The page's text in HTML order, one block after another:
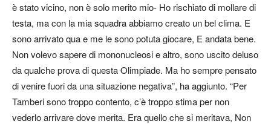
è stato vicino, non è solo merito mio- Ho rischiato di mollare di
testa, ma con la mia squadra abbiamo creato un bel clima. E
sono arrivato qua e me le sono potuta giocare, E andata bene.
Non volevo sapere di mononucleosi e altro, sono uscito deluso
da qualche prova di questa Olimpiade. Ma ho sempre pensato
di venire fuori da una situazione negativa”, ha aggiunto. “Per
Tamberi sono troppo contento, c’è troppo stima per non
vederlo arrivare dove merita. Era quello che si meritava, Non